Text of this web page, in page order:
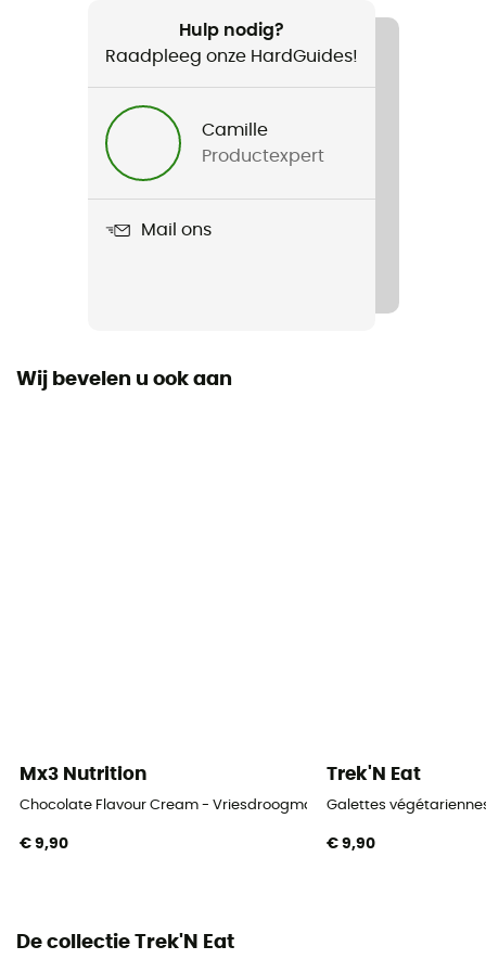
Wandelen / Trekking
Bœuf à la hongroise et pâtes
Hulp nodig?
Raadpleeg onze HardGuides!
Camille
Productexpert
Mail ons
Wij bevelen u ook aan
Mx3 Nutrition
Chocolate Flavour Cream - Vriesdroogmaaltijd
€ 9,90
Trek'N Eat
Galettes
€ 9,90
De collectie Trek'N Eat